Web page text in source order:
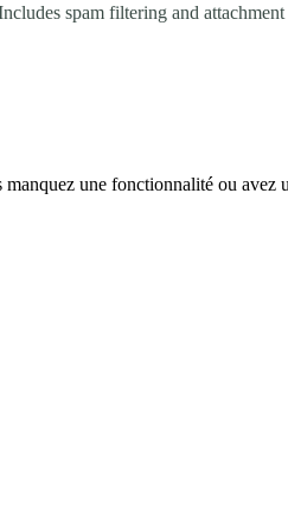
spam filtering and attachment
une fonctionnalité ou avez